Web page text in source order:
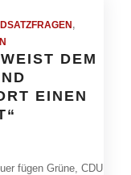
,
DEM
EINEN
fügen Grüne, CDU